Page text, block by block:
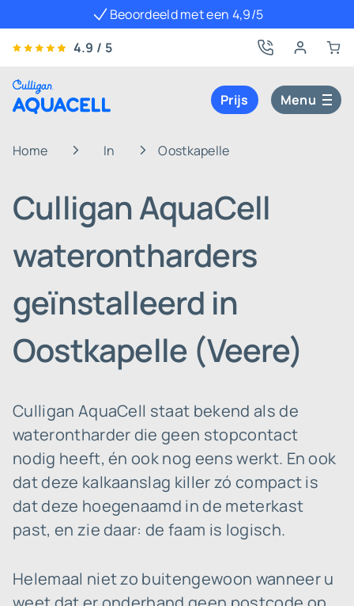
Beoordeeld met een 4,9/5
4.9 / 5
Prijs Menu
Home In Oostkapelle
Culligan AquaCell
waterontharders
geïnstalleerd in
Oostkapelle (Veere)
Culligan AquaCell staat bekend als de
waterontharder die geen stopcontact
nodig heeft, én ook nog eens werkt. En ook
dat deze kalkaanslag killer zó compact is
dat deze hoegenaamd in de meterkast
past, en zie daar: de faam is logisch.
Helemaal niet zo buitengewoon wanneer u